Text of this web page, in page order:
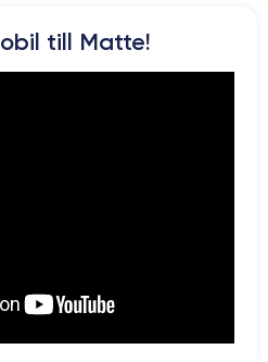
till Matte!